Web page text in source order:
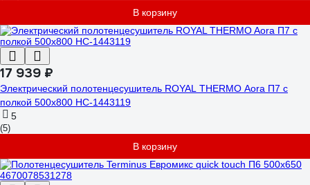
В корзину
17 939 ₽
Электрический полотенцесушитель ROYAL THERMO Aora П7 c
полкой 500x800 НС-1443119
5
(5)
В корзину